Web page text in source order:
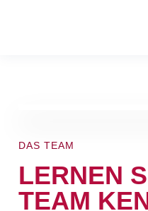
DAS TEAM
LERNEN
TEAM